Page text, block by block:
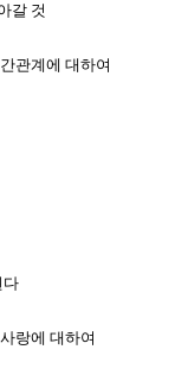
갈 것
관계에 대하여
다
랑에 대하여